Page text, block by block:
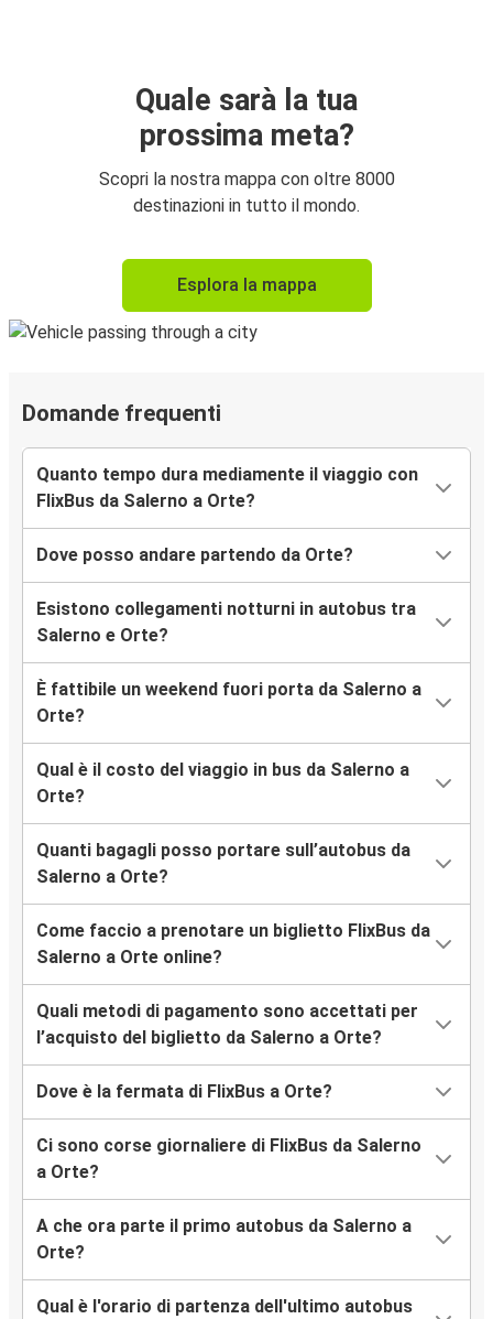
Quale sarà la tua
prossima meta?
Scopri la nostra mappa con oltre 8000
destinazioni in tutto il mondo.
Esplora la mappa
Domande frequenti
Quanto tempo dura mediamente il viaggio con
FlixBus da Salerno a Orte?
Dove posso andare partendo da Orte?
Esistono collegamenti notturni in autobus tra
Salerno e Orte?
È fattibile un weekend fuori porta da Salerno a
Orte?
Qual è il costo del viaggio in bus da Salerno a
Orte?
Quanti bagagli posso portare sull’autobus da
Salerno a Orte?
Come faccio a prenotare un biglietto FlixBus da
Salerno a Orte online?
Quali metodi di pagamento sono accettati per
l’acquisto del biglietto da Salerno a Orte?
Dove è la fermata di FlixBus a Orte?
Ci sono corse giornaliere di FlixBus da Salerno
a Orte?
A che ora parte il primo autobus da Salerno a
Orte?
Qual è l'orario di partenza dell'ultimo autobus